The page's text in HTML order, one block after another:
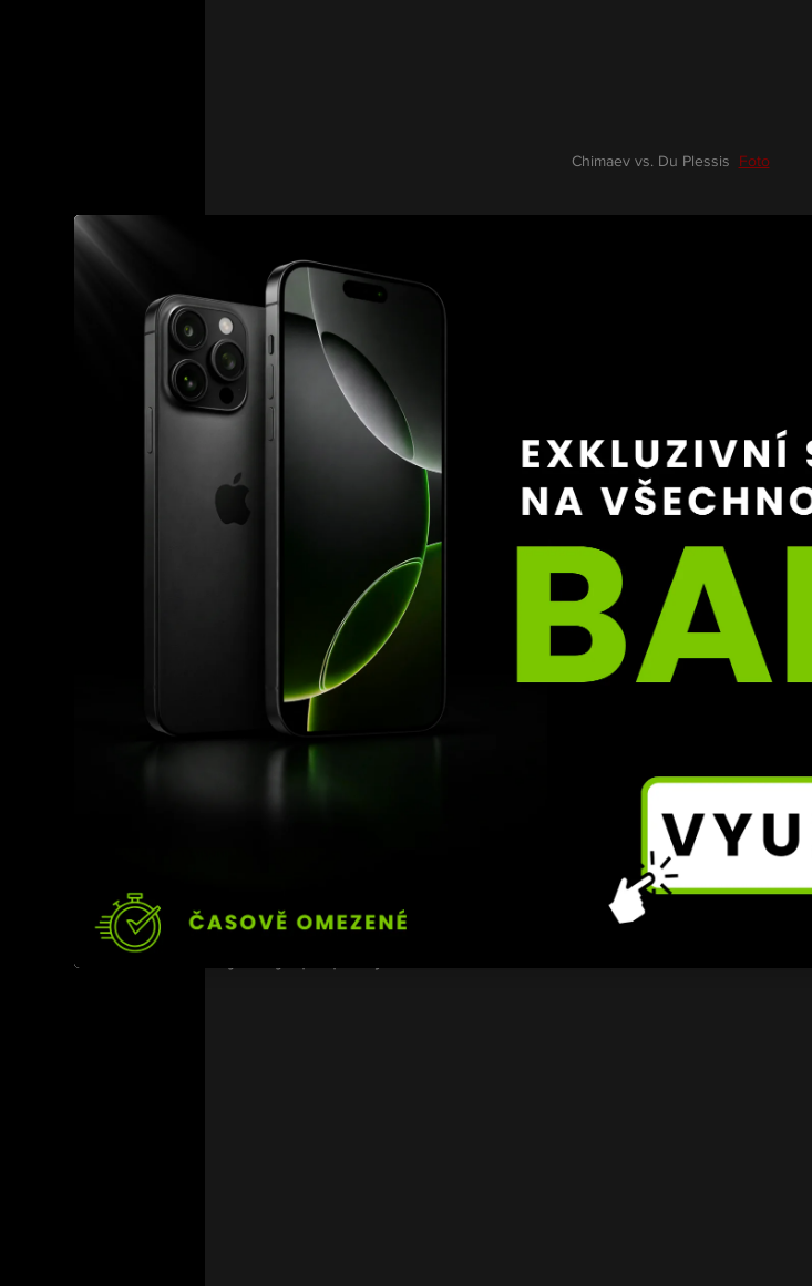
Chimaev vs. Du Plessis Foto
Bývalý šampion Michael Bisping upozorňuje na klíčový
Khamzat má obrovskou sílu v prvních kolech, ale často
Plessis je naopak známý svou výdrží a schopností využít
V sázce není jen titul
Vítěz získá nejen opasek, ale i možnost ovládnout jednu z
UFC. Pro Khamzata to bude zároveň zkouška, zda
šampionem, což dosud bylo otázkou kvůli zdravotním
bude snažit potvrdit svou pozici jako stabilní a zkušený král
Čeká nás zápas plný napětí a tvrdých
Oba mají 31 let a jsou ve vrcholné formě. Jejich zápas
vysokou úroveň fyzické připravenosti. Fanoušci se mohou
přinese spoustu vzrušení a rozhodne o budoucnosti divize.
Autor
MMA